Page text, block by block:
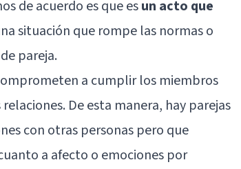
de acuerdo es que esun acto que
situación que rompe las normas o
pareja.
a cumplir los miembros
De esta manera, hay parejas
con otras personas pero que
a afecto o emociones por